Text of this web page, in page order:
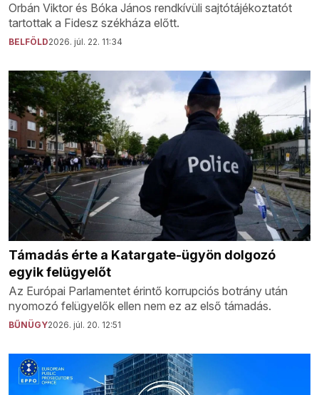
Orbán Viktor és Bóka János rendkívüli sajtótájékoztatót
tartottak a Fidesz székháza előtt.
BELFÖLD2026. júl. 22. 11:34
Támadás érte a Katargate-ügyön dolgozó
egyik felügyelőt
Az Európai Parlamentet érintő korrupciós botrány után
nyomozó felügyelők ellen nem ez az első támadás.
BŰNÜGY2026. júl. 20. 12:51